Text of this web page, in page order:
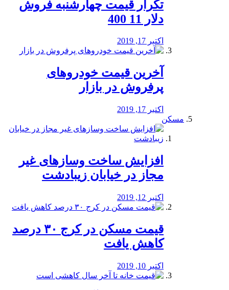
تکرار قیمت چهارشنبه فروش
دلار 11 400
اکتبر 17, 2019
آخرین قیمت خودرو‌های
پرفروش در بازار
اکتبر 17, 2019
مسکن
افزایش ساخت وسازهای غیر
مجاز در خیابان زیبادشت
اکتبر 12, 2019
️قیمت مسکن در کرج ۳۰ درصد
کاهش یافت
اکتبر 10, 2019